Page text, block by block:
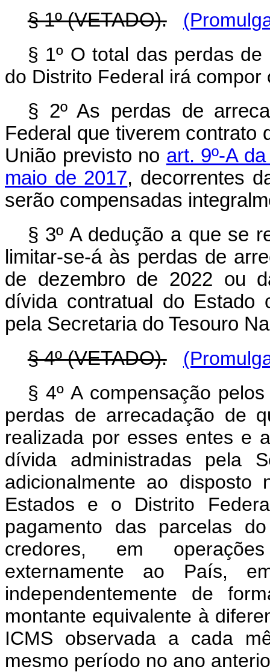
§ 1º (VETADO).
§ 1º O total das perdas
do Distrito Federal irá
§ 2º As perdas de
Federal que tiverem contrato
União previsto no art. 9º-A
maio de 2017, decorrentes
serão compensadas
§ 3º A dedução a que se
limitar-se-á às perdas de
de dezembro de 2022 ou
dívida contratual do Estado
pela Secretaria do Tesouro
§ 4º (VETADO).
§ 4º A compensação
perdas de arrecadação de
realizada por esses entes e
dívida administradas pela
adicionalmente ao disposto
Estados e o Distrito
pagamento das parcelas
credores, em
externamente ao País,
independentemente de
montante equivalente à
ICMS observada a cada
mesmo período no ano